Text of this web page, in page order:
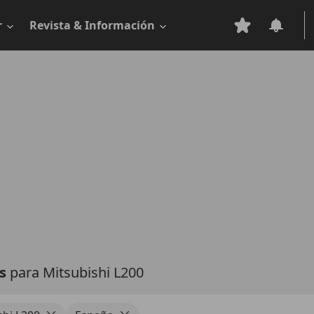
Revista & Información
para Mitsubishi L200